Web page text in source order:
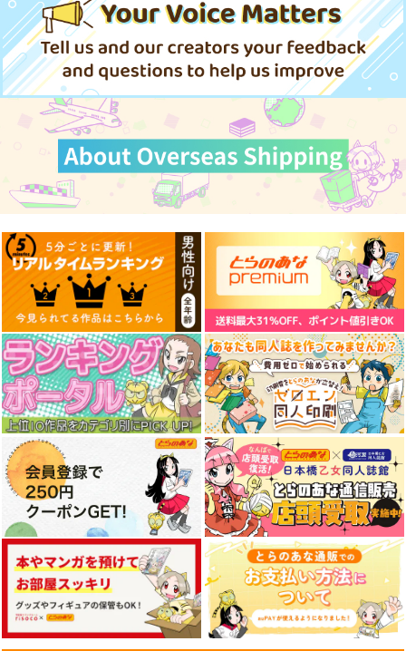
マッグガーデン
1,540円 （税込）
サンプル
作品詳細
792円（税込）
サンプル
スクウェア・エニック
770円 （税込）
サンプル
事情を知らない転校生
がグイグイくる。 24
スクウェア・エニック
ス
770円 （税込）
サンプル
作品詳細
本日、貴方を愛するの
をやめます 王妃と不
倫した貴方が悪いので
すよ? 2
アルファポリス
792円（税込）
サンプル
作品詳細
本日、貴方を愛するの
をやめます 王妃と不
倫した貴方が悪いので
すよ? 1
アルファポリス
792円（税込）
サンプル
作品詳細